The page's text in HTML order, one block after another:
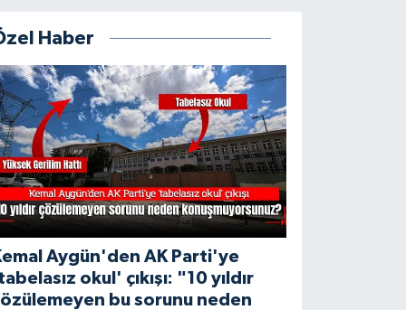
Haber
Aygün'den AK Parti'ye
okul' çıkışı: "10 yıldır
bu sorunu neden